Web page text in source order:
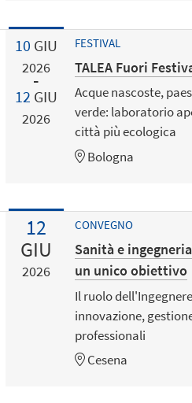
10 GIU
2026
12 GIU
2026
FESTIVAL
TALEA Fuori
Acque nascoste,
verde: laboratorio
città più ecologica
Bologna
12
GIU
2026
CONVEGNO
Sanità e
un unico obiettivo
Il ruolo
innovazione,
professionali
Cesena